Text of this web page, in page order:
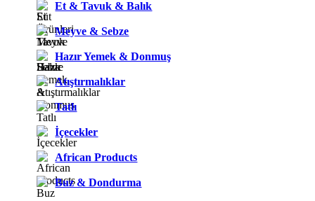
Et & Tavuk & Balık
Meyve & Sebze
Hazır Yemek & Donmuş
Atıştırmalıklar
Tatlı
İçecekler
African Products
Buz & Dondurma